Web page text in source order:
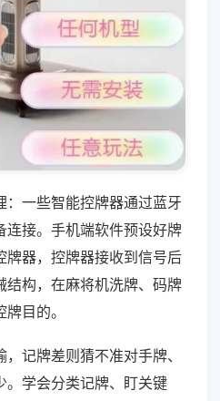
：一些智能控牌器通过蓝牙
连接。手机端软件预设好牌
牌器，控牌器接收到信号后
结构，在麻将机洗牌、码牌
目的。
记牌差则猜不准对手牌、
。学会分类记牌、盯关键